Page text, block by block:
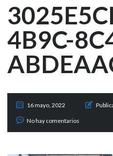
4B9C-
16 mayo, 2022
No hay comentarios